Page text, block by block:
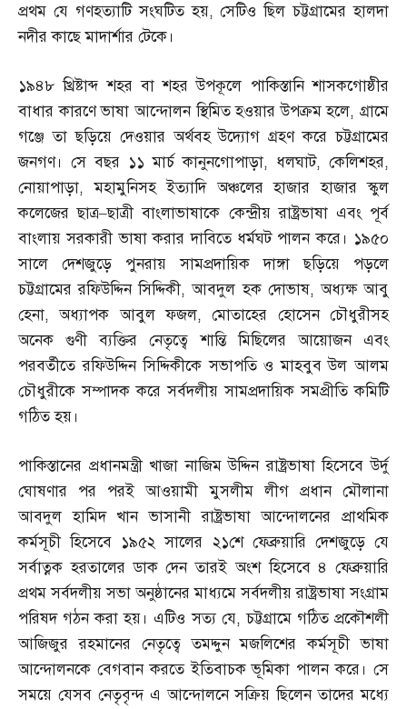
প্রথম যে গণহত্যাটি সংঘটিত হয়,সেটিও ছিল চট্টগ্রামের হালদা
নদীর কাছে মাদার্শার টেকে।
১৯৪৮ খ্রিষ্টাব্দ শহর বা শহর উপকূলে পাকিস্তানি শাসকগোষ্ঠীর
বাধার কারণে ভাষা আন্দোলন স্থিমিত হওয়ার উপক্রম হলে, গ্রামে
গঞ্জে তা ছড়িয়ে দেওয়ার অর্থবহ উদ্যোগ গ্রহণ করে চট্টগ্রামের
জনগণ। সে বছর ১১ মার্চ কানুনগোপাড়া, ধলঘাট, কেলিশহর,
নোয়াপাড়া,মহামুনিসহ ইত্যাদি অঞ্চলের হাজার হাজার স্কুল
কলেজের ছাত্র–ছাত্রী বাংলাভাষাকে কেন্দ্রীয় রাষ্ট্রভাষা এবং পূর্ব
বাংলায় সরকারী ভাষা করার দাবিতে ধর্মঘট পালন করে। ১৯৫০
সালে দেশজুড়ে পুনরায় সামপ্রদায়িক দাঙ্গা ছড়িয়ে পড়লে
চট্টগ্রামের রফিউদ্দিন সিদ্দিকী,আবদুল হক দোভাষ,অধ্যক্ষ আবু
হেনা,অধ্যাপক আবুল ফজল,মোতাহের হোসেন চৌধুরীসহ
অনেক গুণী ব্যক্তির নেতৃত্বে শান্তি মিছিলের আয়োজন এবং
পরবর্তীতে রফিউদ্দিন সিদ্দিকীকে সভাপতি ও মাহবুব উল আলম
চৌধুরীকে সম্পাদক করে সর্বদলীয় সামপ্রদায়িক সমপ্রীতি কমিটি
গঠিত হয়।
পাকিস্তানের প্রধানমন্ত্রী খাজা নাজিম উদ্দিন রাষ্ট্রভাষা হিসেবে উর্দু
ঘোষণার পর পরই আওয়ামী মুসলীম লীগ প্রধান মৌলানা
আবদুল হামিদ খান ভাসানী রাষ্ট্রভাষা আন্দোলনের প্রাথমিক
কর্মসূচী হিসেবে ১৯৫২ সালের ২১শে ফেব্রুয়ারি দেশজুড়ে যে
সর্বাত্নক হরতালের ডাক দেন তারই অংশ হিসেবে ৪ ফেব্রুয়ারি
প্রথম সর্বদলীয় সভা অনুষ্ঠানের মাধ্যমে সর্বদলীয় রাষ্ট্রভাষা সংগ্রাম
পরিষদ গঠন করা হয়। এটিও সত্য যে,চট্টগ্রামে গঠিত প্রকৌশলী
আজিজুর রহমানের নেতৃত্বে তমদ্দুন মজলিশের কর্মসূচী ভাষা
আন্দোলনকে বেগবান করতে ইতিবাচক ভূমিকা পালন করে। সে
সময়ে যেসব নেতৃবৃন্দ এ আন্দোলনে সক্রিয় ছিলেন তাদের মধ্যে